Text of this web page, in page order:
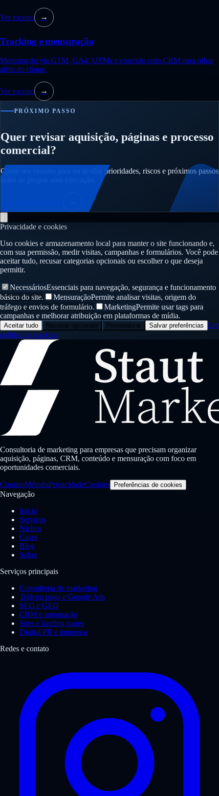
Ver escopo →
Tracking e mensuração
Mensuração via GTM, GA4, UTMs e conexão com CRM para olhar
além do clique.
Ver escopo →
PRÓXIMO PASSO
Quer revisar aquisição, páginas e processo
comercial?
Conte seu cenário para eu avaliar prioridades, riscos e próximos passos
Privacidade e cookies
Uso cookies e armazenamento local para manter o site funcionando e,
com sua permissão, medir visitas, campanhas e formulários. Você pode
aceitar tudo, recusar categorias opcionais ou escolher o que deseja
permitir.
NecessáriosEssenciais para navegação, segurança e funcionamento
básico do site.
MensuraçãoPermite analisar visitas, origem do
tráfego e envios de formulário.
MarketingPermite usar tags para
campanhas e melhorar atribuição em plataformas de mídia.
Aceitar tudo Recusar opcionais Personalizar Salvar preferências Ler
política de cookies
Consultoria de marketing para empresas que precisam organizar
aquisição, páginas, CRM, conteúdo e mensuração com foco em
oportunidades comerciais.
ContatoMétodoPrivacidadeCookies Preferências de cookies
Navegação
Início
Serviços
Nichos
Cases
Blog
Sobre
Serviços principais
Consultoria de marketing
Tráfego pago e Google Ads
SEO e GEO
CRM e automação
Sites e landing pages
Digital PR e imprensa
Redes e contato